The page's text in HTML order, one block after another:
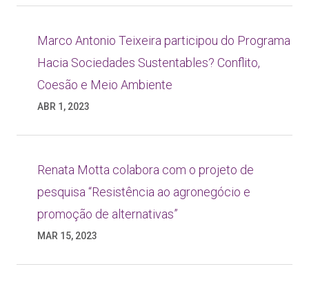
Marco Antonio Teixeira participou do Programa
Hacia Sociedades Sustentables? Conflito,
Coesão e Meio Ambiente
ABR 1, 2023
Renata Motta colabora com o projeto de
pesquisa “Resistência ao agronegócio e
promoção de alternativas”
MAR 15, 2023